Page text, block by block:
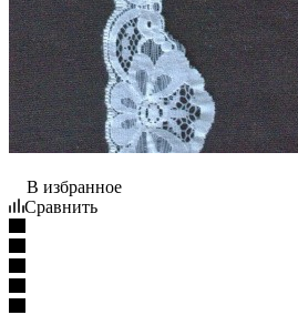
В избранное
Сравнить